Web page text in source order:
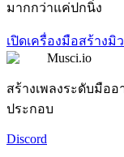
มากกว่าแค่ปกนิ่ง
เปิดเครื่องมือสร้างมิ
Musci.io
สร้างเพลงระดับมืออ
ประกอบ
Discord